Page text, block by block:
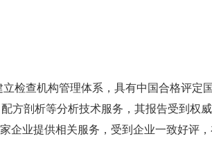
检查机构管理体系，具有中国合格评定
方剖析等分析技术服务，其报告受到权
企业提供相关服务，受到企业一致好评